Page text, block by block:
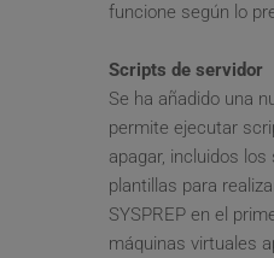
funcione según lo
Scripts de servidor
Se ha añadido una
permite ejecutar
apagar, incluidos
plantillas para
SYSPREP en el
máquinas virtuales